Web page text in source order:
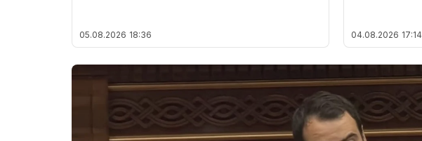
05.08.2026 18:36 04.08.2026 17:14